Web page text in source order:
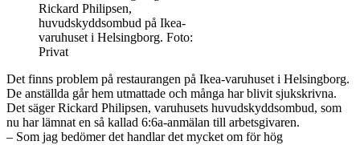
Rickard Philipsen,
huvudskyddsombud på Ikea-
varuhuset i Helsingborg. Foto:
Privat
Det finns problem på restaurangen på Ikea-varuhuset i Helsingborg.
De anställda går hem utmattade och många har blivit sjukskrivna.
Det säger Rickard Philipsen, varuhusets huvudskyddsombud, som
nu har lämnat en så kallad 6:6a-anmälan till arbetsgivaren.
– Som jag bedömer det handlar det mycket om för hög